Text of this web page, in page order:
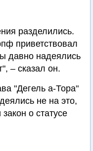
разделились.
приветствовал
давно надеялись
– сказал он.
"Дегель а-Тора"
не на это,
о статусе